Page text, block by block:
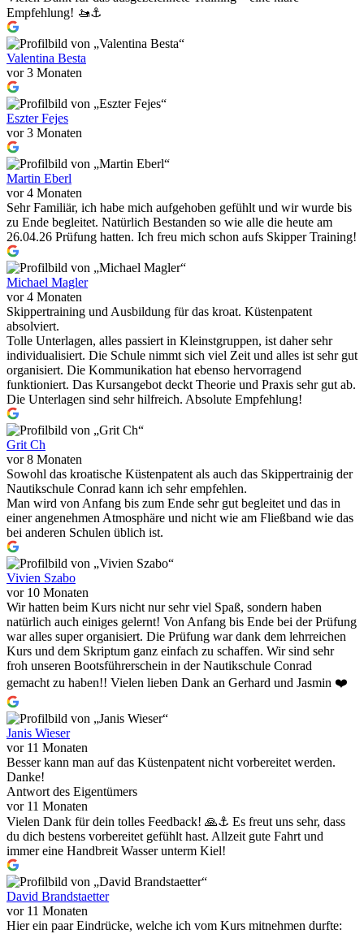
Empfehlung! 🚤⚓️
Valentina Besta
vor 3 Monaten
Eszter Fejes
vor 3 Monaten
Martin Eberl
vor 4 Monaten
Sehr Familiär, ich habe mich aufgehoben gefühlt und wir wurde bis
zu Ende begleitet. Natürlich Bestanden so wie alle die heute am
26.04.26 Prüfung hatten. Ich freu mich schon aufs Skipper Training!
Michael Magler
vor 4 Monaten
Skippertraining und Ausbildung für das kroat. Küstenpatent
absolviert.
Tolle Unterlagen, alles passiert in Kleinstgruppen, ist daher sehr
individualisiert. Die Schule nimmt sich viel Zeit und alles ist sehr gut
organisiert. Die Kommunikation hat ebenso hervorragend
funktioniert. Das Kursangebot deckt Theorie und Praxis sehr gut ab.
Die Unterlagen sind sehr hilfreich. Absolute Empfehlung!
Grit Ch
vor 8 Monaten
Sowohl das kroatische Küstenpatent als auch das Skippertrainig der
Nautikschule Conrad kann ich sehr empfehlen.
Man wird von Anfang bis zum Ende sehr gut begleitet und das in
einer angenehmen Atmosphäre und nicht wie am Fließband wie das
bei anderen Schulen üblich ist.
Vivien Szabo
vor 10 Monaten
Wir hatten beim Kurs nicht nur sehr viel Spaß, sondern haben
natürlich auch einiges gelernt! Von Anfang bis Ende bei der Prüfung
war alles super organisiert. Die Prüfung war dank dem lehrreichen
Kurs und dem Skriptum ganz einfach zu schaffen. Wir sind sehr
froh unseren Bootsführerschein in der Nautikschule Conrad
gemacht zu haben!! Vielen lieben Dank an Gerhard und Jasmin ❤️
Janis Wieser
vor 11 Monaten
Besser kann man auf das Küstenpatent nicht vorbereitet werden.
Danke!
Antwort des Eigentümers
vor 11 Monaten
Vielen Dank für dein tolles Feedback! 🙏⚓️ Es freut uns sehr, dass
du dich bestens vorbereitet gefühlt hast. Allzeit gute Fahrt und
immer eine Handbreit Wasser unterm Kiel!
David Brandstaetter
vor 11 Monaten
Hier ein paar Eindrücke, welche ich vom Kurs mitnehmen durfte: